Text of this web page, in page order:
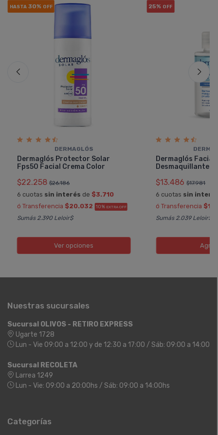
HASTA30% OFF
DERMAGLÓS
Dermaglós Protector Solar
Fps50 Facial Crema Color
$22.258 $26.186
6 cuotas sin interés de $3.710
ó Transferencia $20.032 10% EXTRA OFF
Sumás 2.390 Leloir$
Ver opciones
25% OFF
Dermaglós Facial
Desmaquillante
$13.486 $17.981
6 cuotas sin
ó Transferencia
Sumás 2.039 Leloir$
Nuestras sucursales
Sucursal OLIVOS - RETIRO EXPRESS
Ugarte 1728
Lun - Vie 09:00 a 12:00 y de 12:30 a 17:00 / Sáb: 09:00 a 14:00
Sucursal RECOLETA
Larrea 1249
Lun - Vie: 09:00 a 20:00hs / Sáb: 09:00 a 14:00hs
Categorías